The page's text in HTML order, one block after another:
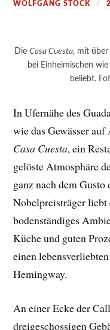
WOLFGANG STOCK
Die Casa Cuesta, mit über
bei Einheimischen
beliebt.
In Ufernähe des
wie das Gewässer
Casa Cuesta, ein
gelöste Atmosphäre
ganz nach dem
Nobelpreisträger liebt
bodenständiges
Küche und guten
einen
Hemingway.
An einer Ecke der
dreigeschossigen